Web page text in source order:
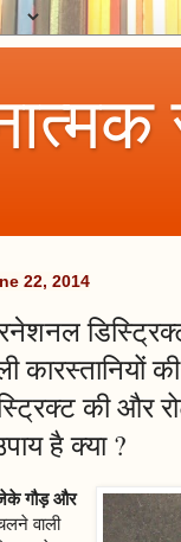
22, 2014
कारस्तानियों
की और
है क्या ?
जेके गौड़ और
वाली